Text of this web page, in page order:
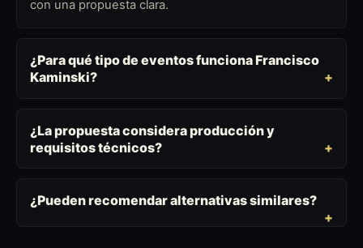
con una propuesta clara.
¿Para qué tipo de eventos funciona Francisco
Kaminski?
¿La propuesta considera producción y
requisitos técnicos?
¿Pueden recomendar alternativas similares?